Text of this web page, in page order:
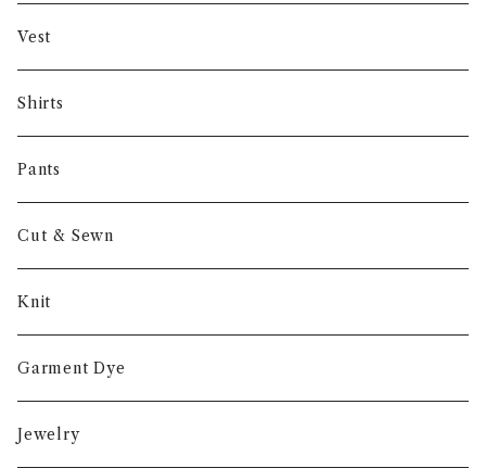
Gambert
NORIEI
Other
Vest
Shirts
Pants
Cut & Sewn
Knit
Garment Dye
Jewelry